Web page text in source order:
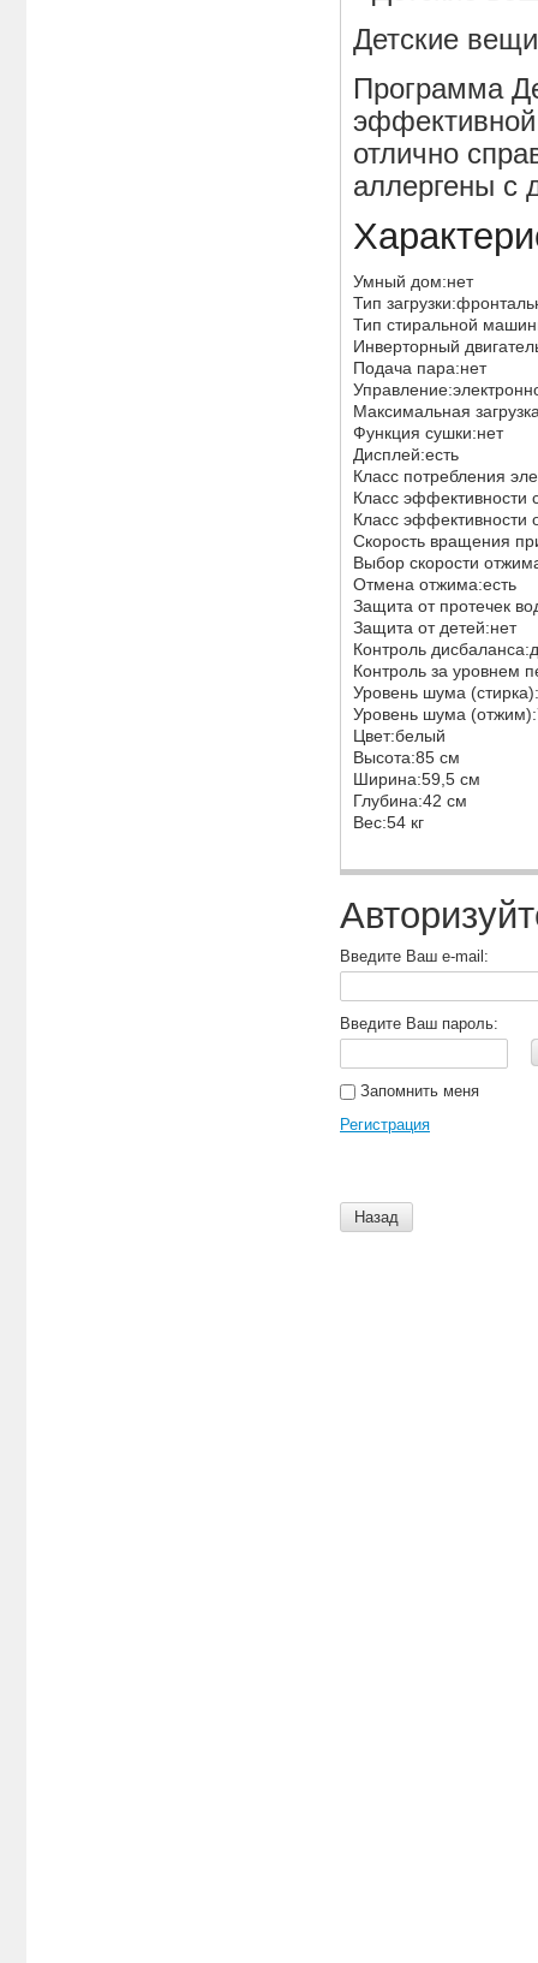
Детские вещи
Программа
отлично
аллергены с
Умный дом:нет
Тип
Тип стиральной
Инверторный
Подача пара:нет
Максимальная
Функция сушки:нет
Дисплей:есть
Класс потребления
Класс эффективности
Класс эффективности
Скорость вращения
Выбор скорости
Отмена отжима:есть
Защита от протечек
Защита от детей:нет
Контроль
Контроль за уровнем
Уровень шума
Уровень шума
Цвет:белый
Высота:85 см
Ширина:59,5 см
Глубина:42 см
Вес:54 кг
Введите Ваш e-mail:
Введите Ваш пароль:
Запомнить меня
Регистрация
Назад